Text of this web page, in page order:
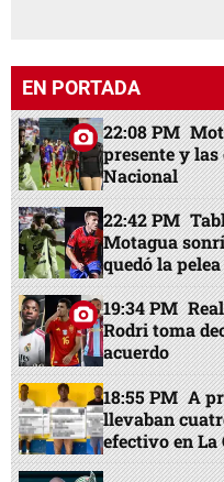
EN PORTADA
22:08 PM
presente y
Nacional
22:42 PM
Motagua
quedó la pelea
19:34 PM
Rodri toma
acuerdo
18:55 PM A
llevaban
efectivo en La